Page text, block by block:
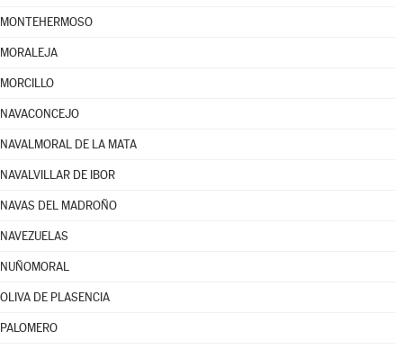
MONTEHERMOSO
MORALEJA
MORCILLO
NAVACONCEJO
NAVALMORAL DE LA MATA
NAVALVILLAR DE IBOR
NAVAS DEL MADROÑO
NAVEZUELAS
NUÑOMORAL
OLIVA DE PLASENCIA
PALOMERO